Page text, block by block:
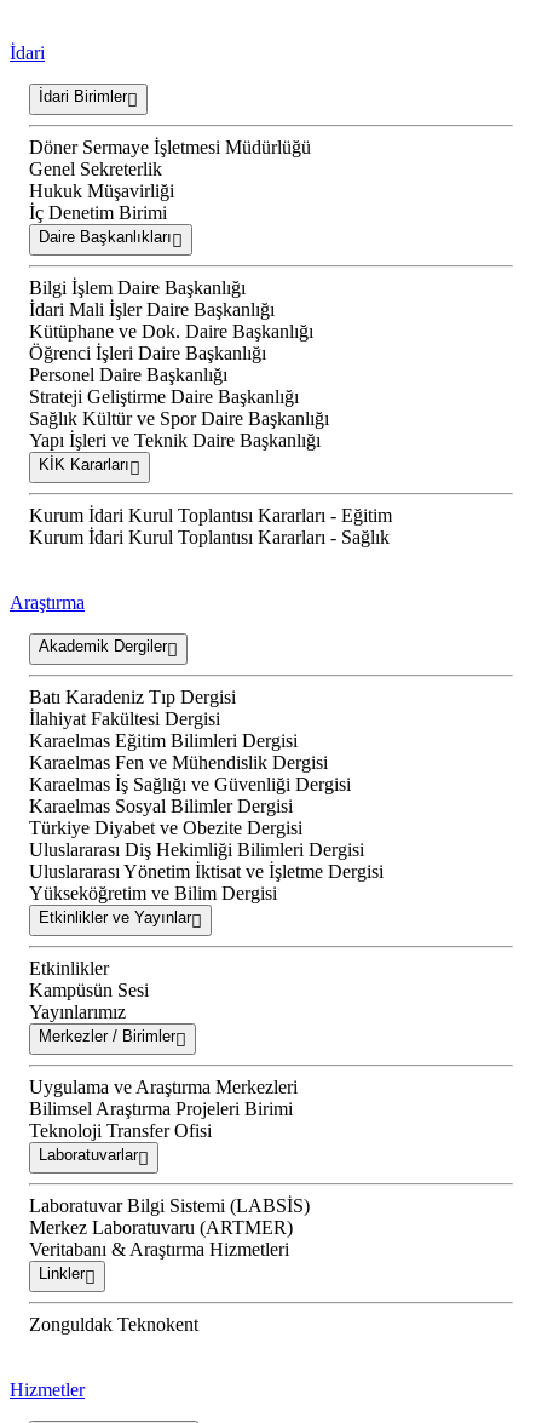
İdari
İdari Birimler
Döner Sermaye İşletmesi Müdürlüğü
Genel Sekreterlik
Hukuk Müşavirliği
İç Denetim Birimi
Daire Başkanlıkları
Bilgi İşlem Daire Başkanlığı
İdari Mali İşler Daire Başkanlığı
Kütüphane ve Dok. Daire Başkanlığı
Öğrenci İşleri Daire Başkanlığı
Personel Daire Başkanlığı
Strateji Geliştirme Daire Başkanlığı
Sağlık Kültür ve Spor Daire Başkanlığı
Yapı İşleri ve Teknik Daire Başkanlığı
KİK Kararları
Kurum İdari Kurul Toplantısı Kararları - Eğitim
Kurum İdari Kurul Toplantısı Kararları - Sağlık
Araştırma
Akademik Dergiler
Batı Karadeniz Tıp Dergisi
İlahiyat Fakültesi Dergisi
Karaelmas Eğitim Bilimleri Dergisi
Karaelmas Fen ve Mühendislik Dergisi
Karaelmas İş Sağlığı ve Güvenliği Dergisi
Karaelmas Sosyal Bilimler Dergisi
Türkiye Diyabet ve Obezite Dergisi
Uluslararası Diş Hekimliği Bilimleri Dergisi
Uluslararası Yönetim İktisat ve İşletme Dergisi
Yükseköğretim ve Bilim Dergisi
Etkinlikler ve Yayınlar
Etkinlikler
Kampüsün Sesi
Yayınlarımız
Merkezler / Birimler
Uygulama ve Araştırma Merkezleri
Bilimsel Araştırma Projeleri Birimi
Teknoloji Transfer Ofisi
Laboratuvarlar
Laboratuvar Bilgi Sistemi (LABSİS)
Merkez Laboratuvaru (ARTMER)
Veritabanı & Araştırma Hizmetleri
Linkler
Zonguldak Teknokent
Hizmetler